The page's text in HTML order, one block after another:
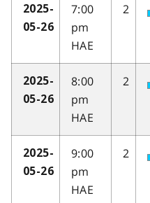
2025-
05-26
7:00
pm
HAE
2
2025-
05-26
8:00
pm
HAE
2
2025-
05-26
9:00
pm
HAE
2